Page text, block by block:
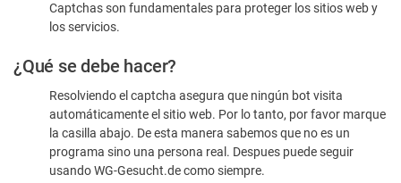
humano
Captchas son fundamentales para proteger los sitios web y
los servicios.
¿Qué se debe hacer?
Resolviendo el captcha asegura que ningún bot visita
automáticamente el sitio web. Por lo tanto, por favor marque
la casilla abajo. De esta manera sabemos que no es un
programa sino una persona real. Despues puede seguir
usando WG-Gesucht.de como siempre.